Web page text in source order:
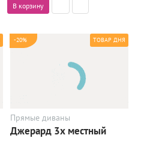
В корзину
-20% ТОВАР ДНЯ
Прямые диваны
Джерард 3х местный